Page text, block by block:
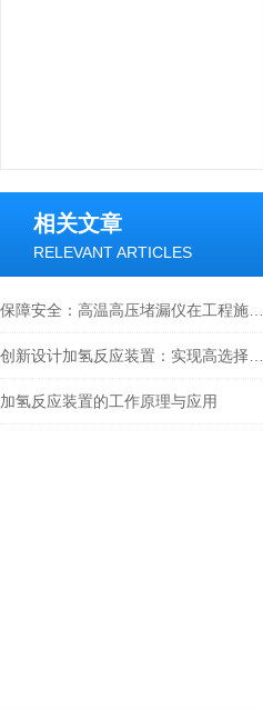
相关文章
RELEVANT ARTICLES
加氢反应装置的工作原理与应用